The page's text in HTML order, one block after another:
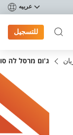
عربيه
للتسجيل
ג'ום מרסל לה סו